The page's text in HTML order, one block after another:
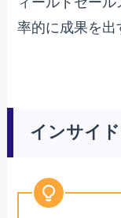
率的に成果を出
インサイ